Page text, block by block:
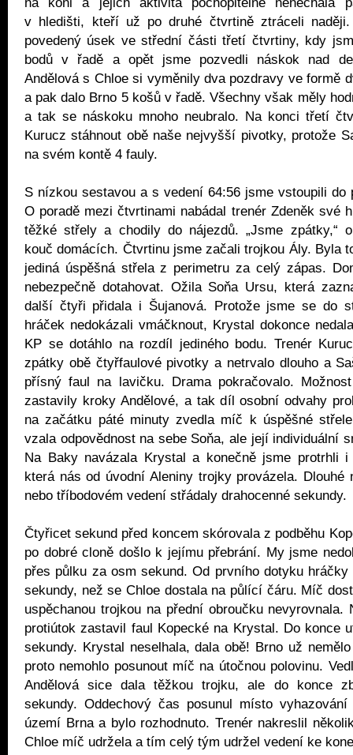
v hledišti, kteří už po druhé čtvrtině ztráceli
povedený úsek ve střední části třetí čtvrtiny, kdy
bodů v řadě a opět jsme pozvedli náskok nad
Andělová s Chloe si vyměnily dva pozdravy ve formě
a pak dalo Brno 5 košů v řadě. Všechny však měly
a tak se náskoku mnoho neubralo. Na konci třetí
Kurucz stáhnout obě naše nejvyšší pivotky, protože
na svém kontě 4 fauly.
S nízkou sestavou a s vedení 64:56 jsme vstoupili do
O poradě mezi čtvrtinami nabádal trenér Zdeněk své
těžké střely a chodily do nájezdů. „Jsme zpátky,“
kouč domácích. Čtvrtinu jsme začali trojkou Ály. Byla
jediná úspěšná střela z perimetru za celý zápas.
nebezpečně dotahovat. Ožila Soňa Ursu, která
další čtyři přidala i Šujanová. Protože jsme se do
hráček nedokázali vmáčknout, Krystal dokonce
KP se dotáhlo na rozdíl jediného bodu. Trenér
zpátky obě čtyřfaulové pivotky a netrvalo dlouho a
přísný faul na lavičku. Drama pokračovalo.
zastavily kroky Andělové, a tak díl osobní odvahy
na začátku páté minuty zvedla míč k úspěšné
vzala odpovědnost na sebe Soňa, ale její individuální
Na Baky navázala Krystal a konečně jsme protrhli i
která nás od úvodní Aleniny trojky provázela. Dlouhé
nebo tříbodovém vedení střádaly drahocenné sekundy.
Čtyřicet sekund před koncem skórovala z podběhu
po dobré cloně došlo k jejímu přebrání. My jsme
přes půlku za osm sekund. Od prvního dotyku
sekundy, než se Chloe dostala na půlící čáru. Míč
uspěchanou trojkou na přední obroučku nevyrovnala.
protiútok zastavil faul Kopecké na Krystal. Do konce
sekundy. Krystal neselhala, dala obě! Brno už
proto nemohlo posunout míč na útočnou polovinu.
Andělová sice dala těžkou trojku, ale do konce
sekundy. Oddechový čas posunul místo
území Brna a bylo rozhodnuto. Trenér nakreslil
Chloe míč udržela a tím celý tým udržel vedení ke